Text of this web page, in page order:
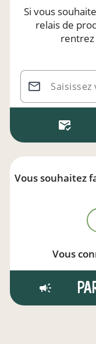
Si vous
relais de
rentrez
Vous souhaitez
Vous